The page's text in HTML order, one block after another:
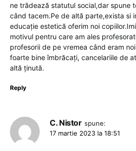
ne trădează statutul social,dar spune
când tacem.Pe de altă parte,exista si
educație estetică oferim noi
motivul pentru care am ales
profesorii de pe vremea când eram
foarte bine îmbrăcați, cancelariile de
altă ținută.
Reply
C. Nistor spune:
17 martie 2023 la 18:51